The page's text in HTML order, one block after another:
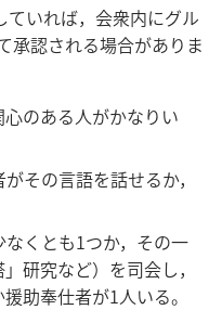
ていれば，会衆内にグル
承認される場合がありま
のある人がかなりい
その言語を話せるか，
くとも1つか，その一
研究など）を司会し，
助奉仕者が1人いる。